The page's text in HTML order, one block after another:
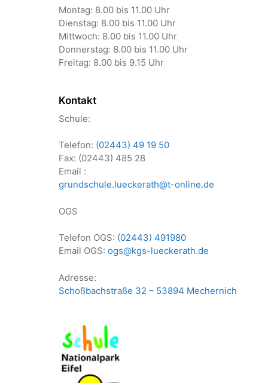
Montag: 8.00 bis 11.00 Uhr
Dienstag: 8.00 bis 11.00 Uhr
Mittwoch: 8.00 bis 11.00 Uhr
Donnerstag: 8.00 bis 11.00 Uhr
Freitag: 8.00 bis 9.15 Uhr
Kontakt
Schule:
Telefon: (02443) 49 19 50
Fax: (02443) 485 28
Email :
grundschule.lueckerath@t-online.de
OGS
Telefon OGS: (02443) 491980
Email OGS: ogs@kgs-lueckerath.de
Adresse:
Schoßbachstraße 32 – 53894 Mechernich